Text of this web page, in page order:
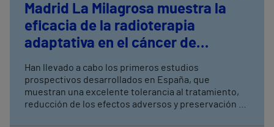
Madrid La Milagrosa muestra la
eficacia de la radioterapia
adaptativa en el cáncer de
próstata
Han llevado a cabo los primeros estudios
prospectivos desarrollados en España, que
muestran una excelente tolerancia al tratamiento,
reducción de los efectos adversos y preservación de